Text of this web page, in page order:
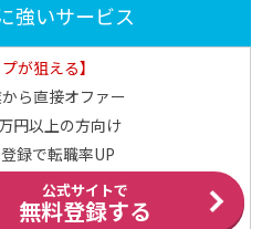
強いサービス
が狙える】
から直接オファー
円以上の方向け
録で転職率UP
公式サイトで
無料登録する